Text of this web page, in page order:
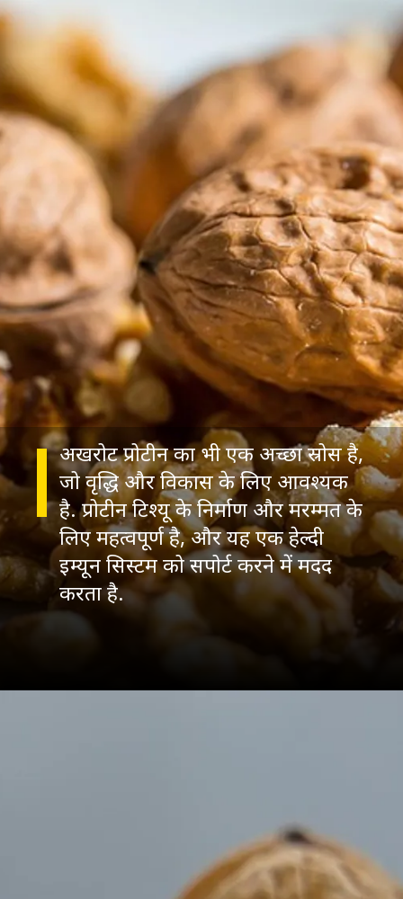
अखरोट प्रोटीन का भी एक अच्छा स्रोस है,
जो वृद्धि और विकास के लिए आवश्यक
है. प्रोटीन टिश्यू के निर्माण और मरम्मत के
लिए महत्वपूर्ण है, और यह एक हेल्दी
इम्यून सिस्टम को सपोर्ट करने में मदद
करता है.